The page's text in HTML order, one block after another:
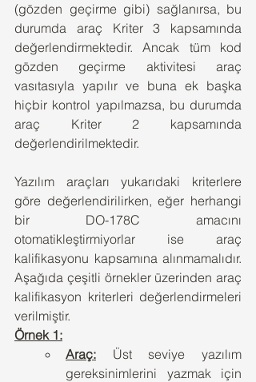
(gözden geçirme gibi) sağlanırsa, bu
durumda araç Kriter 3 kapsamında
değerlendirmektedir. Ancak tüm kod
gözden geçirme aktivitesi araç
vasıtasıyla yapılır ve buna ek başka
hiçbir kontrol yapılmazsa, bu durumda
araç Kriter 2 kapsamında
değerlendirilmektedir.
Yazılım araçları yukarıdaki kriterlere
göre değerlendirilirken, eğer herhangi
bir DO-178C amacını
otomatikleştirmiyorlar ise araç
kalifikasyonu kapsamına alınmamalıdır.
Aşağıda çeşitli örnekler üzerinden araç
kalifikasyon kriterleri değerlendirmeleri
verilmiştir.
Örnek 1:
Araç: Üst seviye yazılım
gereksinimlerini yazmak için